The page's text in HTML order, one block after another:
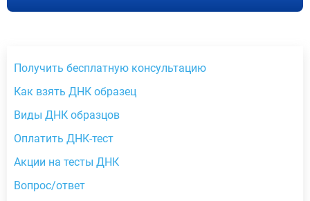
Получить бесплатную консультацию
Как взять ДНК образец
Виды ДНК образцов
Оплатить ДНК-тест
Акции на тесты ДНК
Вопрос/ответ